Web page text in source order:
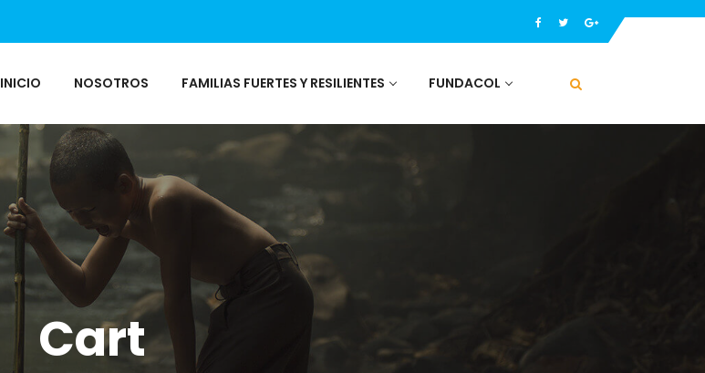
INICIO NOSOTROS FAMILIAS FUERTES Y RESILIENTES FUNDACOL
Cart